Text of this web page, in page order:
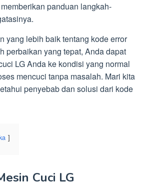
panduan langkah-
yang lebih baik tentang kode error
perbaikan yang tepat, Anda dapat
LG Anda ke kondisi yang normal
mencuci tanpa masalah. Mari kita
penyebab dan solusi dari kode
Cuci LG